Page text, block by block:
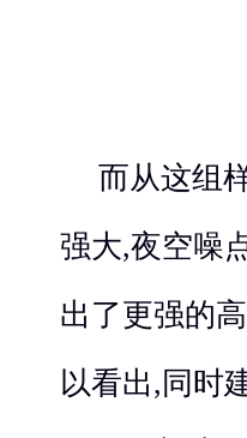
而从这组
强大,夜空噪
出了更强的
以看出,同时